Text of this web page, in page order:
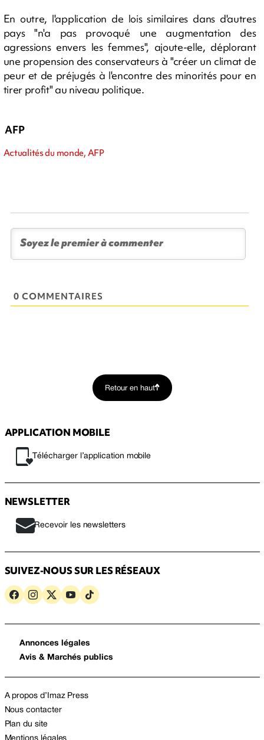
En outre, l'application de lois similaires dans d'autres
pays "n'a pas provoqué une augmentation des
agressions envers les femmes", ajoute-elle, déplorant
une propension des conservateurs à "créer un climat de
peur et de préjugés à l'encontre des minorités pour en
tirer profit" au niveau politique.
AFP
Actualités du monde, AFP
0 COMMENTAIRES
Retour en haut
APPLICATION MOBILE
Télécharger l’application mobile
NEWSLETTER
Recevoir les newsletters
SUIVEZ-NOUS SUR LES RÉSEAUX
Annonces légales
Avis & Marchés publics
A propos d’Imaz Press
Nous contacter
Plan du site
Mentions légales